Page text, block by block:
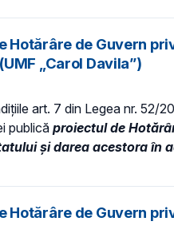
Hotărâre de Guvern
„Carol Davila”)
art. 7 din Legea nr. 52/
publică proiectul de
și darea acestora în
Hotărâre de Guvern